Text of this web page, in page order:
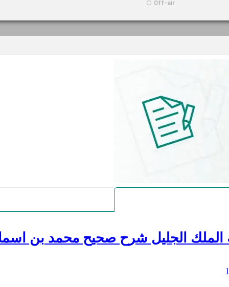
الملك الجليل شرح صحيح محمد بن